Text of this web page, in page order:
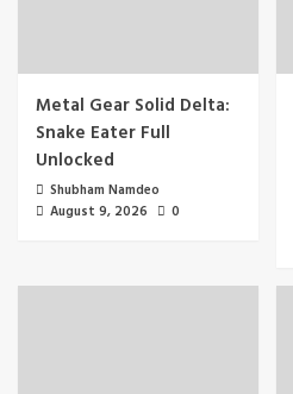
Metal Gear Solid Delta:
Snake Eater Full
Unlocked
Shubham Namdeo
August 9, 2026
0